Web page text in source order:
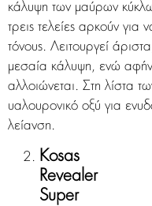
κάλυψη των μαύρων
τρεις τελείες αρκούν
τόνους. Λειτουργεί
μεσαία κάλυψη, ενώ
αλλοιώνεται. Στη λίστα
υαλουρονικό οξύ για
λείανση.
Kosas
Revealer
Super